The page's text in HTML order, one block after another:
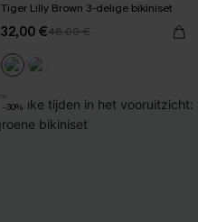
Tiger Lilly Brown 3-delige bikiniset
32,00 €46,00 €
-30%